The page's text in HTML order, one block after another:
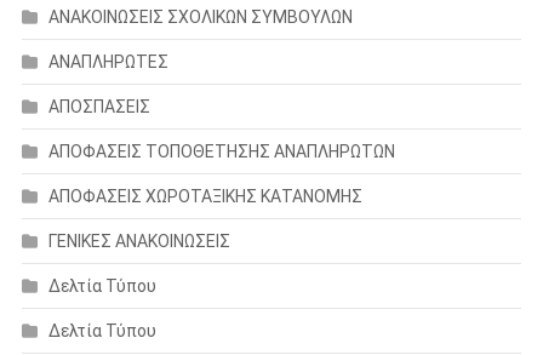
ΑΝΑΚΟΙΝΩΣΕΙΣ ΣΧΟΛΙΚΩΝ ΣΥΜΒΟΥΛΩΝ
ΑΝΑΠΛΗΡΩΤΕΣ
ΑΠΟΣΠΑΣΕΙΣ
ΑΠΟΦΑΣΕΙΣ ΤΟΠΟΘΕΤΗΣΗΣ ΑΝΑΠΛΗΡΩΤΩΝ
ΑΠΟΦΑΣΕΙΣ ΧΩΡΟΤΑΞΙΚΗΣ ΚΑΤΑΝΟΜΗΣ
ΓΕΝΙΚΕΣ ΑΝΑΚΟΙΝΩΣΕΙΣ
Δελτία Τύπου
Δελτία Τύπου